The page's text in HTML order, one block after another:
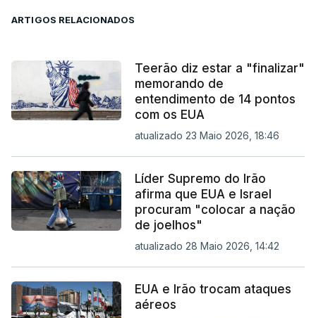
ARTIGOS RELACIONADOS
Teerão diz estar a "finalizar"
memorando de
entendimento de 14 pontos
com os EUA
atualizado 23 Maio 2026, 18:46
Líder Supremo do Irão
afirma que EUA e Israel
procuram "colocar a nação
de joelhos"
atualizado 28 Maio 2026, 14:42
EUA e Irão trocam ataques
aéreos